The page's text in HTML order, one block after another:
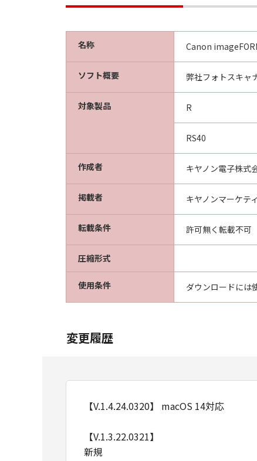
名称 Canon
ソフト概要 弊社フォトスキャ
対象製品 R
RS40
作成者 キヤノン電子株式
掲載者 キヤノンマーケテ
転載条件 許可無く転載不可
圧縮形式
使用条件 ダウンロードには
変更履歴
【V.1.4.24.0320】 macOS 14対応
【V.1.3.22.0321】
新規